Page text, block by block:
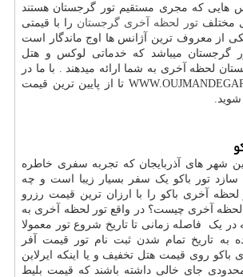
هایی که مجری مستقیم تور گرجستان هستند
مختلفتور لحظه آخری گرجستان را با قیمتی
یکی از معروف ترین آژانس ها اوج ماندگار است
گرجستان میباشد که خدماتی لوکس و هتل
لحظه آخری به شما ارائه میدهند . با ما در
ارتباط باشید WWW.OUJMANDEGAR.COM تا از پایین ترین قیمت
شهر های آذربایجان که تجربه سفری خاطره
سازد تور باکو یک سفر بسیار زیبا است و چه
آخری باکو را با ارزان ترین قیمت رزرو
لحظه آخری چیست؟ در واقع تور لحظه آخری به
یک فاصله زمانی تا تاریخ شروع تور معمولا
روز مانده به تاریخ تمام شدن ثبت نام تور قیمت آفر
باکو روی قیمت هتل تخفیف و یا اینکه ایرلاین
محدودی جای خالی داشته باشند که قیمت بلیط